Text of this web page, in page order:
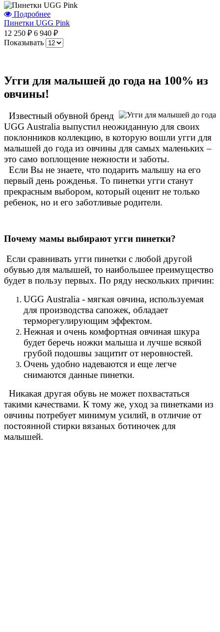
Подробнее
Пинетки UGG Pink
12 250 ₽ 6 940 ₽
Показывать
Угги для малышей до года на 100% из
овчины!
Известный обувной бренд
UGG Australia выпустил неожиданную для своих
поклонников коллекцию, в которую вошли угги для
малышей до года из овчины для самых маленьких –
это само воплощение нежности и заботы.
Если Вы не знаете, что подарить малышу на его
первый день рожденья. То пинетки угги станут
прекрасным выбором, который оценит не только
ребенок, но и его заботливые родители.
Почему мамы выбирают угги пинетки?
Если сравнивать угги пинетки с любой другой
обувью для малышей, то наибольшее преимущество
будет в пользу первых. По ряду нескольких причин:
UGG Australia - мягкая овчина, используемая
для производства сапожек, обладает
терморегулирующим эффектом.
Нежная и очень комфортная овчиная шкура
будет беречь ножки малыша и лучше всякой
грубой подошвы защитит от неровностей.
Очень удобно надеваются и еще легче
снимаются данные пинетки.
Никакая другая обувь не может похвастаться
такими качествами. К тому же, уход за пинетками из
овчины потребует минимум усилий, в отличие от
постоянной стирки вязаных ботиночек для
малышей.